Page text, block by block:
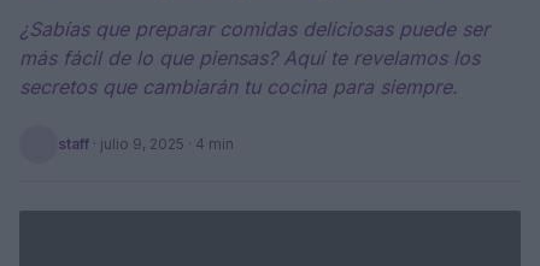
¿Sabías que preparar comidas deliciosas puede ser
más fácil de lo que piensas? Aquí te revelamos los
secretos que cambiarán tu cocina para siempre.
staff · julio 9, 2025 · 4 min